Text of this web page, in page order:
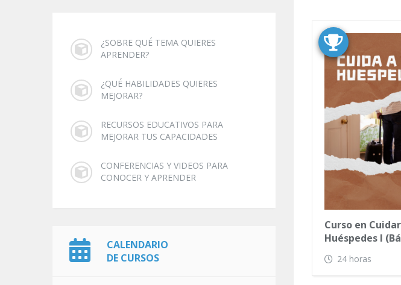
¿SOBRE QUÉ TEMA QUIERES
APRENDER?
¿QUÉ HABILIDADES QUIERES
MEJORAR?
RECURSOS EDUCATIVOS PARA
MEJORAR TUS CAPACIDADES
CONFERENCIAS Y VIDEOS PARA
CONOCER Y APRENDER
CALENDARIO
DE CURSOS
Curso en
Huéspedes I
24 horas